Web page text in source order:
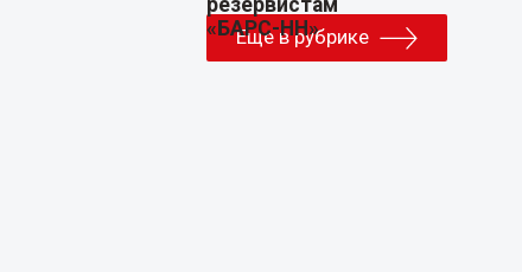
Еще в рубрике